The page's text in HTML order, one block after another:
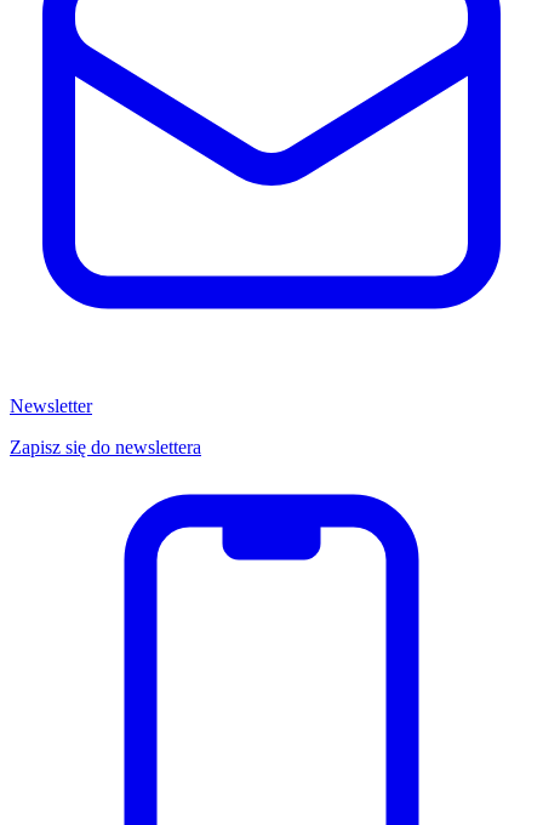
Newsletter
Zapisz się do newslettera